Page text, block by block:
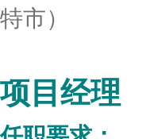
特市）
项目经理